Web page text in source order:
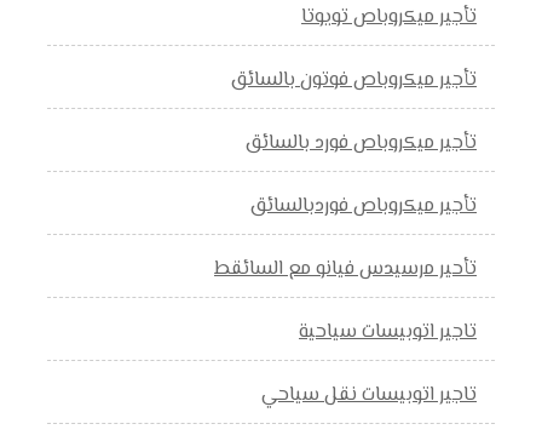
تأجير ميكروباص تويوتا
تأجير ميكروباص فوتون بالسائق
تأجير ميكروباص فورد بالسائق
تأجير ميكروباص فوردبالسائق
تأحير مرسيدس فيانو مع السائقط
تاجير اتوبيسات سياحية
تاجير اتوبيسات نقل سياحي